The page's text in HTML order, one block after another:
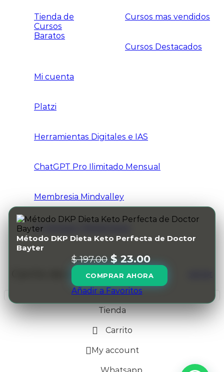
Tienda de
Cursos
Baratos
Cursos mas vendidos
Cursos Destacados
Mi cuenta
Platzi
Herramientas Digitales e IAS
ChatGPT Pro Ilimitado Mensual
Membresia Mindvalley
Ingresar / Registrarse
Carrito de compras
Tienda
Carrito
My account
Whatsapp
Método DKP Dieta Keto Perfecta de Doctor
Bayter
$197.00 $ 23.00
COMPRAR AHORA
Añadir a Favoritos